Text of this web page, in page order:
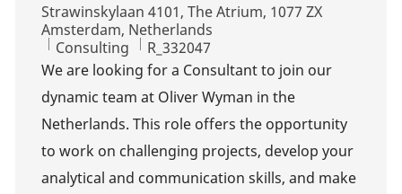
Location
Strawinskylaan 4101, The Atrium, 1077 ZX
Amsterdam, Netherlands
Category
Consulting Job Id
R_332047
We are looking for a Consultant to join our
dynamic team at Oliver Wyman in the
Netherlands. This role offers the opportunity
to work on challenging projects, develop your
analytical and communication skills, and make